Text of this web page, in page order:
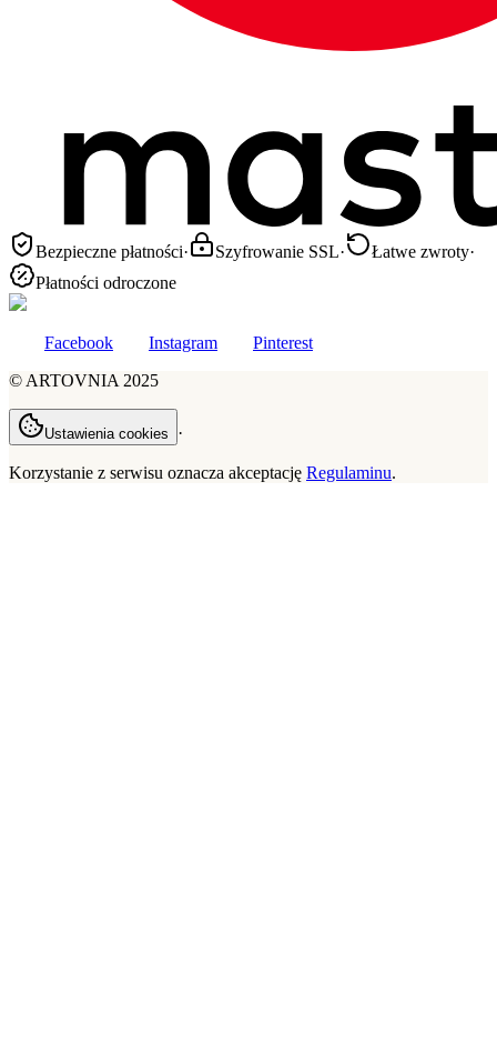
Bezpieczne płatności· Szyfrowanie SSL· Łatwe zwroty·
Płatności odroczone
Facebook Instagram
Pinterest
© ARTOVNIA 2025
Ustawienia cookies ·
Korzystanie z serwisu oznacza akceptację Regulaminu.